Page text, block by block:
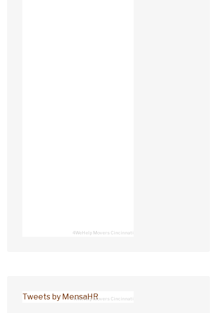
4WeHelp Movers Cincinnati
Tweets by MensaHR4WeHelp Movers Cincinnati